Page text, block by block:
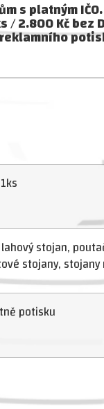
s platným IČO.
2.800 Kč bez
stojan,
stojany,
potisku